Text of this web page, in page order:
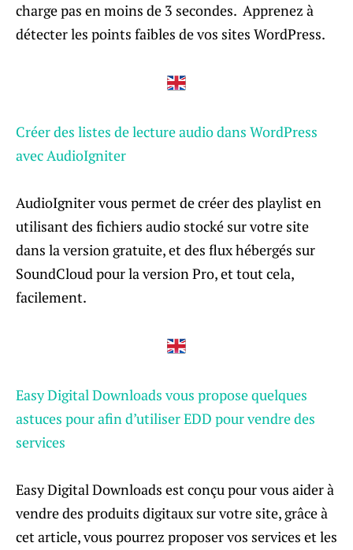
charge pas en moins de 3 secondes. Apprenez à
détecter les points faibles de vos sites WordPress.
Créer des listes de lecture audio dans WordPress
avec AudioIgniter
AudioIgniter vous permet de créer des playlist en
utilisant des fichiers audio stocké sur votre site
dans la version gratuite, et des flux hébergés sur
SoundCloud pour la version Pro, et tout cela,
facilement.
Easy Digital Downloads vous propose quelques
astuces pour afin d’utiliser EDD pour vendre des
services
Easy Digital Downloads est conçu pour vous aider à
vendre des produits digitaux sur votre site, grâce à
cet article, vous pourrez proposer vos services et les